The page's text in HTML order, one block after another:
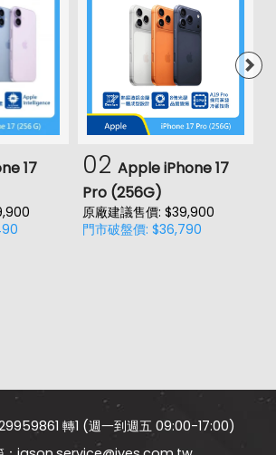
17
02 Apple iPhone 17
Pro (256G)
原廠建議售價: $39,900
門市破盤價: $36,790
轉1 (週一到週五 09:00-17:00)